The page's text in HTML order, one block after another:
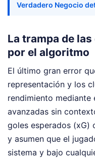
Verdadero Negocio
La trampa de
por el algoritmo
El último gran error
representación y los
rendimiento
avanzadas sin
goles esperados (xG)
y asumen que el
sistema y bajo